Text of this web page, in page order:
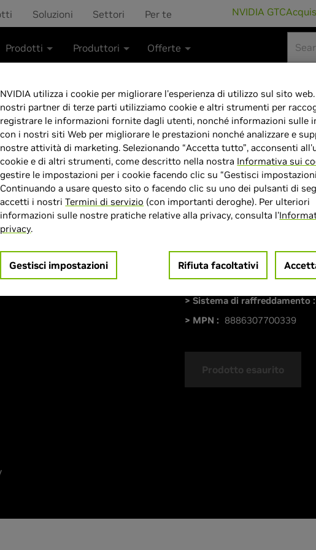
Soluzioni Settori Per te NVIDIA GTC
Prodotti Produttori Offerte
GeForce RTX
GB GDDR7
> Dimensione memoria :
> Velocità boost clock : 2542
> Sistema di raffreddamento :
> MPN : 8886307700339
Prodotto esaurito
NVIDIA utilizza i cookie per migliorare l'esperienza di utilizzo sul sito
nostri partner di terze parti utilizziamo cookie e altri strumenti per
registrare le informazioni fornite dagli utenti, nonché informazioni sulle
con i nostri siti Web per migliorare le prestazioni nonché analizzare e
nostre attività di marketing. Selezionando “Accetta tutto”, acconsenti
cookie e di altri strumenti, come descritto nella nostra Informativa sui
gestire le impostazioni per i cookie facendo clic su “Gestisci
Continuando a usare questo sito o facendo clic su uno dei pulsanti di
accetti i nostriTermini di servizio (con importanti deroghe). Per ulteriori
informazioni sulle nostre pratiche relative alla privacy, consulta l'
privacy.
Gestisci impostazioni Rifiuta facoltativi